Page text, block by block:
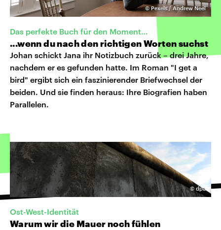
©Pexels / Andrew Neel
Das perfekte Buch für den Moment…
...wenn du nach den richtigen Worten suchst
Johan schickt Jana ihr Notizbuch zurück – drei Jahre,
nachdem er es gefunden hatte. Im Roman "I get a
bird" ergibt sich ein faszinierender Briefwechsel der
beiden. Und sie finden heraus: Ihre Biografien haben
Parallelen.
© dpa
Ost-West-Identität
Warum wir die Mauer noch fühlen